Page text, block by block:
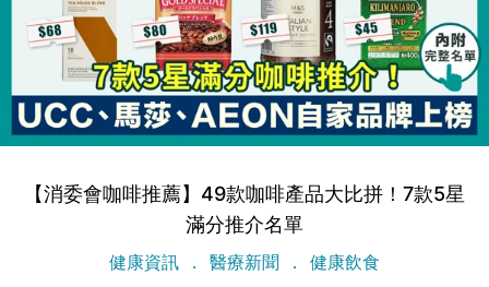
【消委會咖啡推薦】49款咖啡產品大比拼！7款5星
滿分推介名單
健康資訊 醫療新聞 健康飲食